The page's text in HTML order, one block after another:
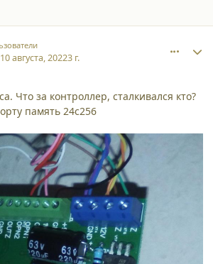
10 августа, 20223 г.
Что за контроллер, сталкивался кто?
память 24c256